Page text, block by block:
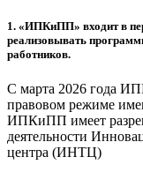
1. «ИПКиПП» входит в
реализовывать
работников.
С марта 2026 года
правовом режиме
ИПКиПП имеет
деятельности
центра (ИНТЦ)